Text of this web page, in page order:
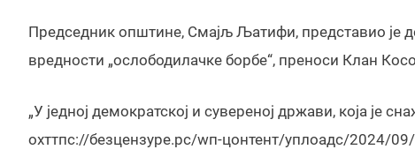
Председник општине, Смајљ Љатифи, представио је
вредности „ослободилачке борбе“, преноси Клан
„У једној демократској и сувереној држави, која је
охттпс://безцензуре.рс/wп-цонтент/уплоадс/2024/